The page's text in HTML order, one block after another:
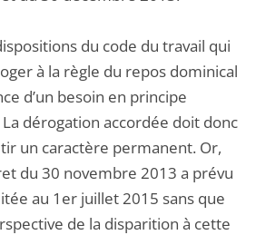
du code du travail qui
à la règle du repos dominical
d’un besoin en principe
dérogation accordée doit donc
un caractère permanent. Or,
du 30 novembre 2013 a prévu
au 1er juillet 2015 sans que
de la disparition à cette